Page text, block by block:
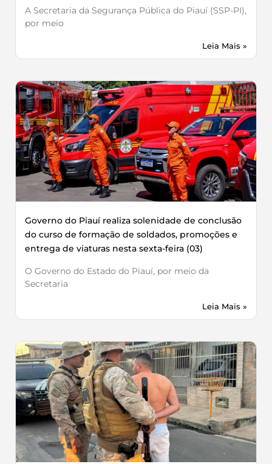
A Secretaria da Segurança Pública do Piauí (SSP-PI),
por meio
Leia Mais »
Governo do Piauí realiza solenidade de conclusão
do curso de formação de soldados, promoções e
entrega de viaturas nesta sexta-feira (03)
O Governo do Estado do Piauí, por meio da
Secretaria
Leia Mais »